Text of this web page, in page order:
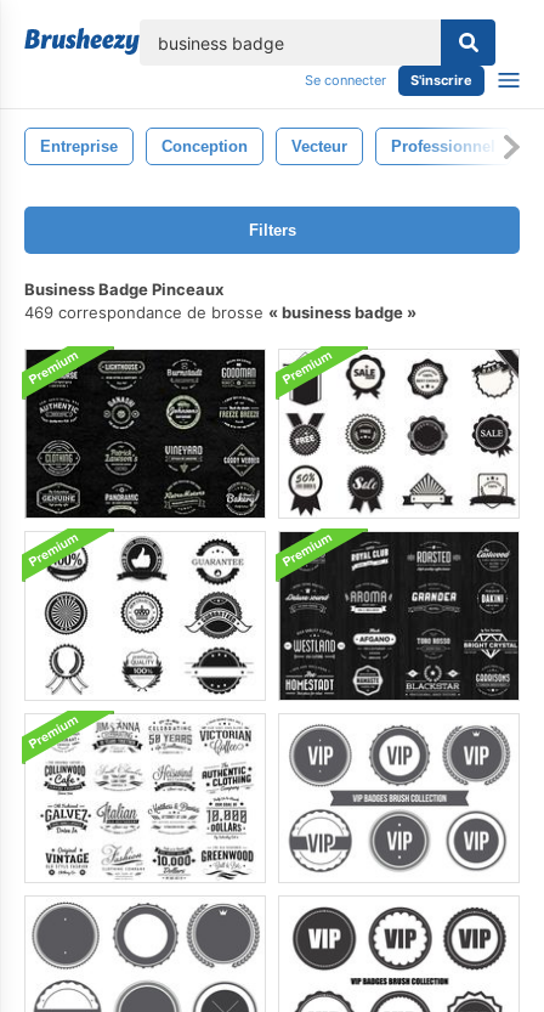
Se connecter S'inscrire
Entreprise Conception Vecteur Professionnel
Filters
Business Badge Pinceaux
469 correspondance de brosse
business badge